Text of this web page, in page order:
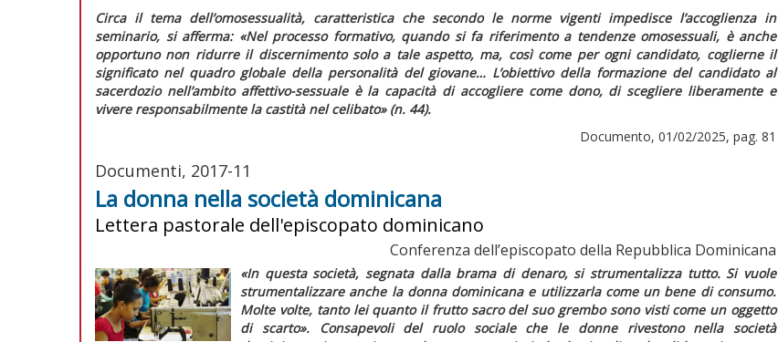
Circa il tema dell’omosessualità, caratteristica che secondo le norme vigenti impedisce l’accoglienza in
seminario, si afferma: «Nel processo formativo, quando si fa riferimento a tendenze omosessuali, è anche
opportuno non ridurre il discernimento solo a tale aspetto, ma, così come per ogni candidato, coglierne il
significato nel quadro globale della personalità del giovane… L’obiettivo della formazione del candidato al
sacerdozio nell’ambito affettivo-sessuale è la capacità di accogliere come dono, di scegliere liberamente e
vivere responsabilmente la castità nel celibato»(n. 44).
Documento, 01/02/2025, pag. 81
Documenti, 2017-11
La donna nella società dominicana
Lettera pastorale dell'episcopato dominicano
Conferenza dell’episcopato della Repubblica Dominicana
«In questa società, segnata dalla brama di denaro, si strumentalizza tutto. Si vuole
strumentalizzare anche la donna dominicana e utilizzarla come un bene di consumo.
Molte volte, tanto lei quanto il frutto sacro del suo grembo sono visti come un oggetto
di scarto». Consapevoli del ruolo sociale che le donne rivestono nella società